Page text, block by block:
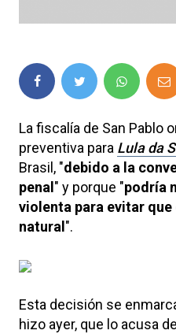
La fiscalía de San Pablo
preventiva para Lula da
Brasil, "debido a la
penal " y porque "podría
violenta para evitar
natural ".
Esta decisión se
hizo ayer, que lo acusa